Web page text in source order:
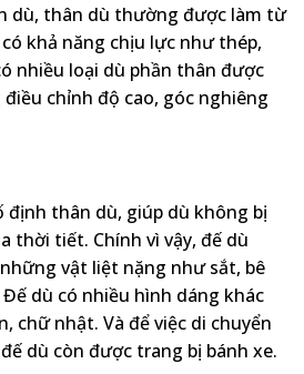
dù, thân dù thường được làm từ
khả năng chịu lực như thép,
nhiều loại dù phần thân được
chỉnh độ cao, góc nghiêng
định thân dù, giúp dù không bị
thời tiết. Chính vì vậy, đế dù
vật liệt nặng như sắt, bê
dù có nhiều hình dáng khác
chữ nhật. Và để việc di chuyển
dù còn được trang bị bánh xe.